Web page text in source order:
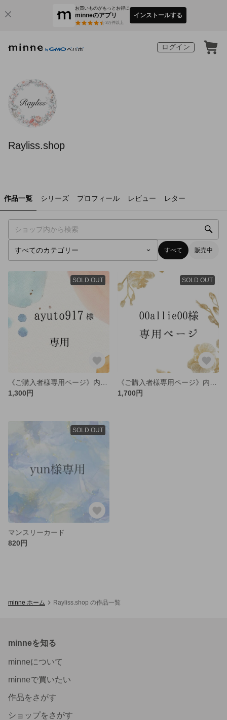
お買いものがもっとお得に
minneのアプリ
3万件以上
インストールする
ログイン
Rayliss.shop
作品一覧 シリーズ プロフィール レビュー レター
すべて 販売中
SOLD OUT
1,300円
SOLD OUT
1,700円
SOLD OUT
マンスリーカード
820円
minne ホーム Rayliss.shop の作品一覧
minneを知る
minneについて
minneで買いたい
作品をさがす
ショップをさがす